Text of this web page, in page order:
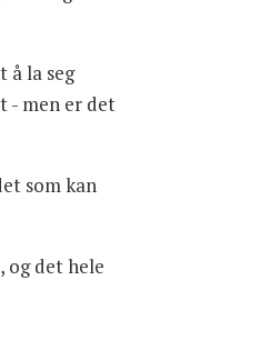
å la seg
- men er det
som kan
og det hele